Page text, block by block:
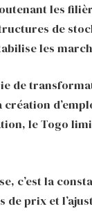
les
de
les
de
le Togo
c’est la
prix et